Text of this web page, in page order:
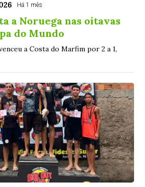
Há 1 mês
a Noruega nas oitavas
do Mundo
a Costa do Marfim por 2 a 1,